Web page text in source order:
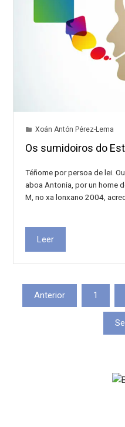
Xoán Antón Pérez-Lema
Os sumidoiros do
Téñome por persoa de lei.
aboa Antonia, por un home
M, no xa lonxano 2004,
Leer
Paxinación
Anterior 1